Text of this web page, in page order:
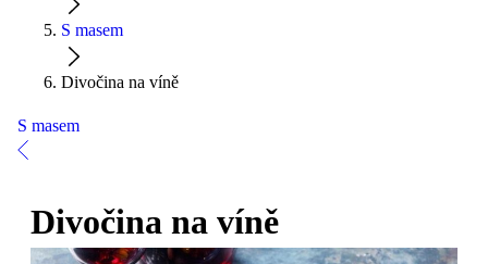
S masem
Divočina na víně
S masem
Divočina na víně